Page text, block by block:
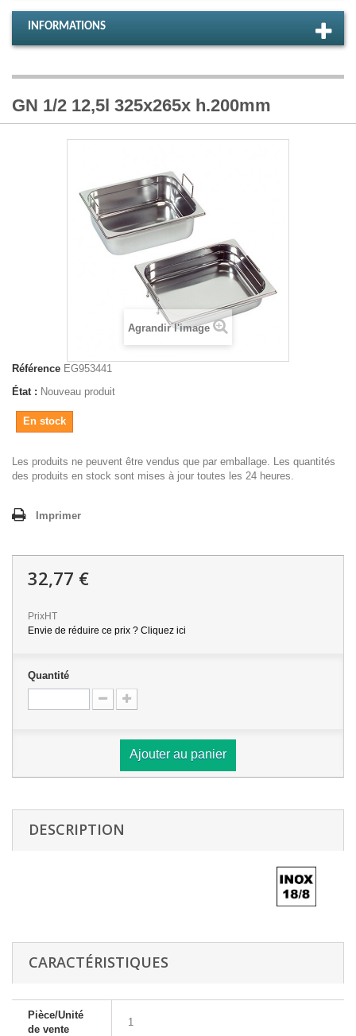
INFORMATIONS
GN 1/2 12,5l 325x265x h.200mm
Agrandir l'image
Référence EG953441
État : Nouveau produit
En stock
Les produits ne peuvent être vendus que par emballage. Les quantités
des produits en stock sont mises à jour toutes les 24 heures.
Imprimer
32,77 €
PrixHT
Envie de réduire ce prix ? Cliquez ici
Quantité
Ajouter au panier
DESCRIPTION
CARACTÉRISTIQUES
Pièce/Unité
de vente
1